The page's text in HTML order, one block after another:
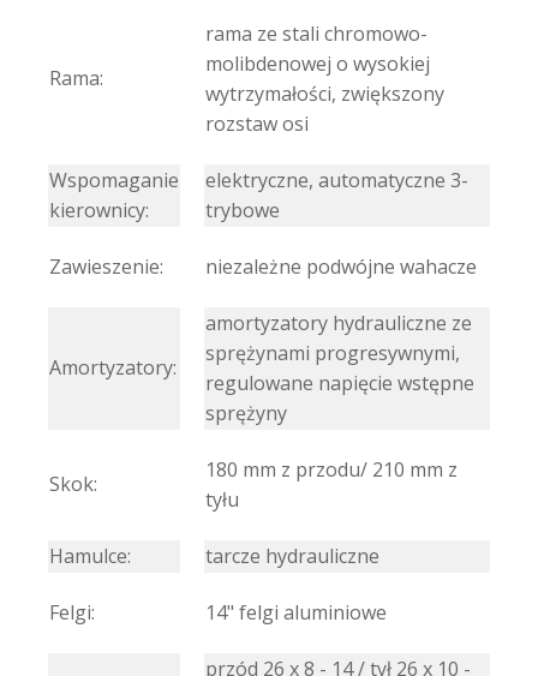
Rama:
rama ze stali chromowo-
molibdenowej o wysokiej
wytrzymałości, zwiększony
rozstaw osi
Wspomaganie
kierownicy:
elektryczne, automatyczne 3-
trybowe
Zawieszenie: niezależne podwójne wahacze
Amortyzatory:
amortyzatory hydrauliczne ze
sprężynami progresywnymi,
regulowane napięcie wstępne
sprężyny
Skok:
180 mm z przodu/ 210 mm z
tyłu
Hamulce: tarcze hydrauliczne
Felgi: 14" felgi aluminiowe
przód 26 x 8 - 14 / tył 26 x 10 -